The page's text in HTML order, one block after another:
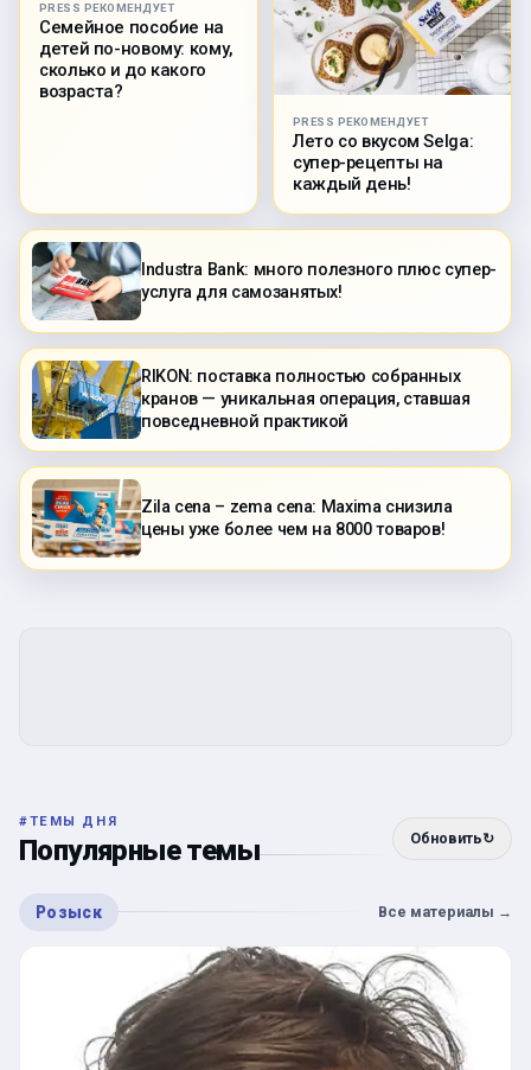
PRESS РЕКОМЕНДУЕТ
Семейное пособие на
детей по-новому: кому,
сколько и до какого
возраста?
PRESS РЕКОМЕНДУЕТ
Лето со вкусом Selga:
супер-рецепты на
каждый день!
Industra Bank: много полезного плюс супер-
услуга для самозанятых!
RIKON: поставка полностью собранных
кранов — уникальная операция, ставшая
повседневной практикой
Zila cena – zema cena: Maxima снизила
цены уже более чем на 8000 товаров!
#ТЕМЫ ДНЯ
Популярные темы Обновить↻
Розыск Все материалы →